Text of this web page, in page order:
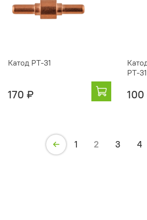
Катод РТ-31
170 ₽
PT-31
1 2 3 4